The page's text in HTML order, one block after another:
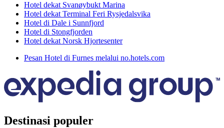
Hotel dekat Svanøybukt Marina
Hotel dekat Terminal Feri Rysjedalsvika
Hotel di Dale i Sunnfjord
Hotel di Stongfjorden
Hotel dekat Norsk Hjortesenter
Pesan Hotel di Furnes melalui no.hotels.com
Destinasi populer